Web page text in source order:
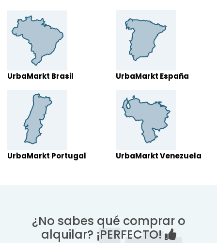
UrbaMarkt Brasil UrbaMarkt España
UrbaMarkt Portugal UrbaMarkt Venezuela
¿No sabes qué comprar o
alquilar? ¡PERFECTO!